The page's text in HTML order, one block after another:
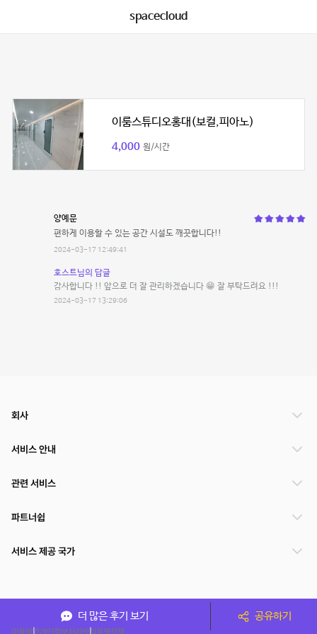
spacecloud
이룸스튜디오홍대(보컬,피아노)
4,000 원/시간
양예문
편하게 이용할 수 있는 공간 시설도 깨끗합니다!!
2024-03-17 12:49:41
호스트님의 답글
감사합니다 !! 앞으로 더 잘 관리하겠습니다 😁 잘 부탁드려요 !!!
2024-03-17 13:29:06
더 많은 후기 보기 공유하기
회사
서비스 안내
관련 서비스
파트너쉽
서비스 제공 국가
이용약관개인정보처리방침운영정책